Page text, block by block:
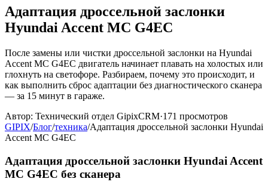
Адаптация дроссельной заслонки
Hyundai Accent MC G4EC
После замены или чистки дроссельной заслонки на Hyundai
Accent MC G4EC двигатель начинает плавать на холостых или
глохнуть на светофоре. Разбираем, почему это происходит, и
как выполнить сброс адаптации без диагностического сканера
— за 15 минут в гараже.
Автор: Технический отдел GipixCRM·171 просмотров
GIPIX/Блог/техника/Адаптация дроссельной заслонки Hyundai
Accent MC G4EC
Адаптация дроссельной заслонки Hyundai Accent
MC G4EC без сканера